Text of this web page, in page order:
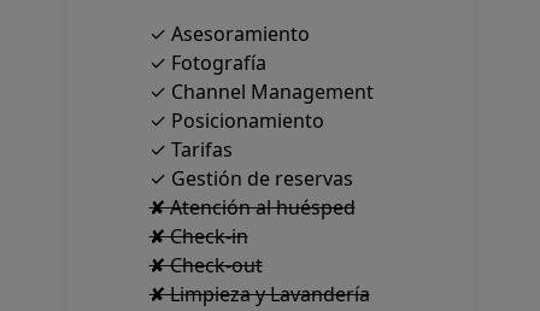
✓ Asesoramiento
✓ Fotografía
✓ Channel Management
✓ Posicionamiento
✓ Tarifas
✓ Gestión de reservas
✘ Atención al huésped
✘ Check-in
✘ Check-out
✘ Limpieza y Lavandería